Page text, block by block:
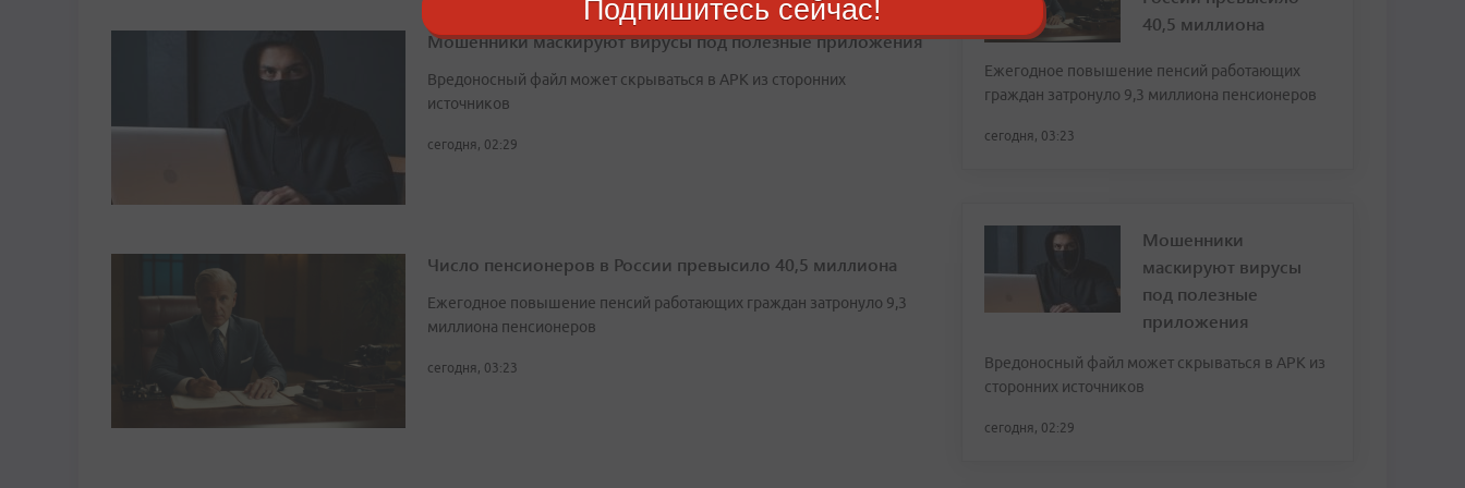
Мошенники маскируют вирусы под полезные приложения
Вредоносный файл может скрываться в APK из сторонних
источников
сегодня, 02:29
Число пенсионеров в России превысило 40,5 миллиона
Ежегодное повышение пенсий работающих граждан затронуло 9,3
миллиона пенсионеров
сегодня, 03:23
40,5 миллиона
Ежегодное повышение пенсий работающих
граждан затронуло 9,3 миллиона пенсионеров
сегодня, 03:23
Мошенники
маскируют вирусы
под полезные
приложения
Вредоносный файл может скрываться в APK из
сторонних источников
сегодня, 02:29
Подпишитесь сейчас!